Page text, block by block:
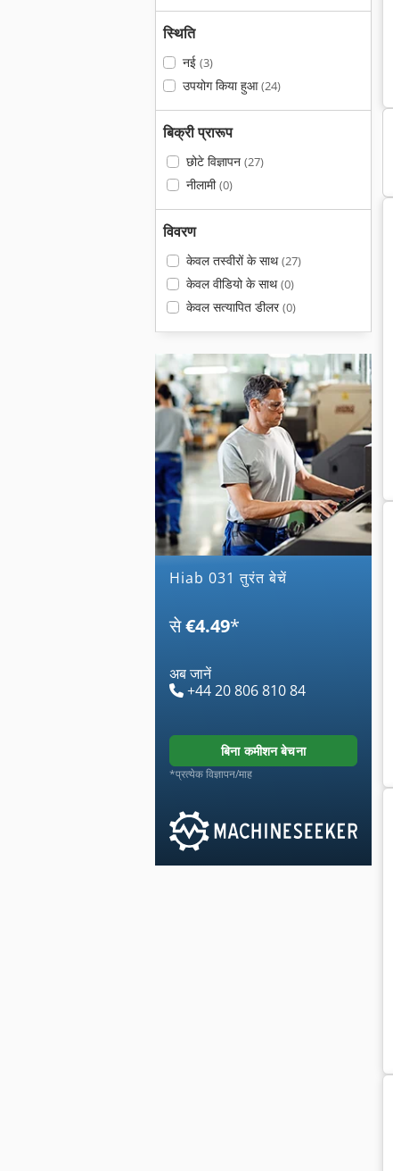
स्थिति
नई (3)
उपयोग किया हुआ(24)
बिक्री प्रारूप
छोटे विज्ञापन (27)
नीलामी(0)
विवरण
केवल तस्वीरों के साथ(27)
केवल वीडियो के साथ(0)
केवल सत्यापित डीलर(0)
hiab 031 तुरंत बेचें
से€4.49*
अब जानें
+44 20 806 810 84
बिना कमीशन बेचना
*प्रत्येक विज्ञापन/माह
Liebherr Ltm 1160